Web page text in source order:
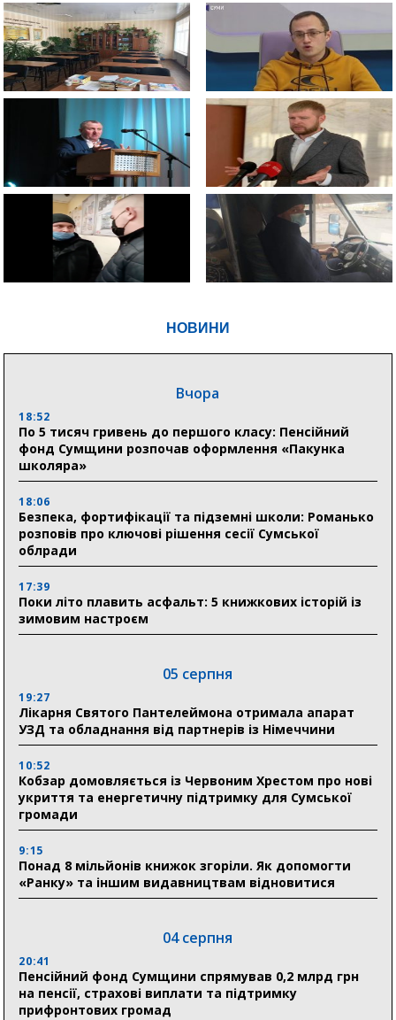
НОВИНИ
Вчора
18:52
По 5 тисяч гривень до першого класу: Пенсійний
фонд Сумщини розпочав оформлення «Пакунка
школяра»
18:06
Безпека, фортифікації та підземні школи: Романько
розповів про ключові рішення сесії Сумської
облради
17:39
Поки літо плавить асфальт: 5 книжкових історій із
зимовим настроєм
05 серпня
19:27
Лікарня Святого Пантелеймона отримала апарат
УЗД та обладнання від партнерів із Німеччини
10:52
Кобзар домовляється із Червоним Хрестом про нові
укриття та енергетичну підтримку для Сумської
громади
9:15
Понад 8 мільйонів книжок згоріли. Як допомогти
«Ранку» та іншим видавництвам відновитися
04 серпня
20:41
Пенсійний фонд Сумщини спрямував 0,2 млрд грн
на пенсії, страхові виплати та підтримку
прифронтових громад